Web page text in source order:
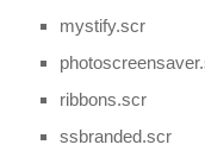
mystify.scr
ribbons.scr
ssbranded.scr